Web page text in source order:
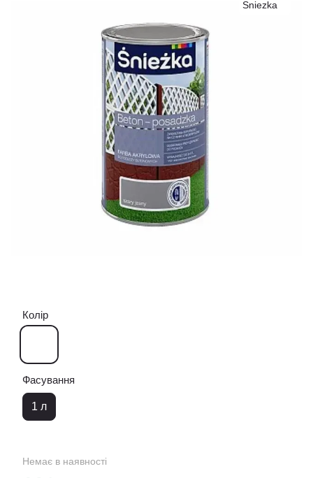
Колір
Фасування
1 л
Немає в наявності